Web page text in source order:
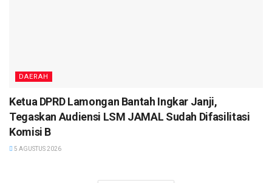
DAERAH
Ketua DPRD Lamongan Bantah Ingkar Janji,
Tegaskan Audiensi LSM JAMAL Sudah Difasilitasi
Komisi B
5 AGUSTUS 2026